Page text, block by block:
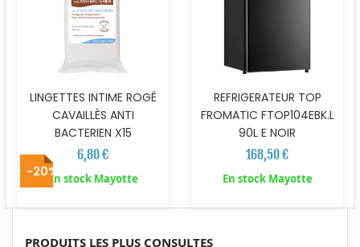
LINGETTES INTIME ROGÉ
CAVAILLÈS ANTI
BACTERIEN X15
6,80 €
En stock Mayotte
REFRIGERATEUR TOP
FROMATIC FTOP104EBK.L
90L E NOIR
168,50 €
En stock Mayotte
PRODUITS LES PLUS CONSULTES
-20%